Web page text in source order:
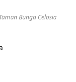
Bunga Celosia